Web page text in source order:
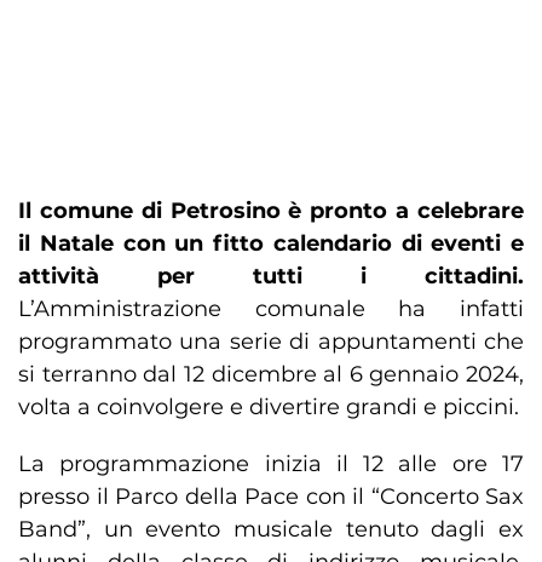
Il comune di Petrosino è pronto a celebrare
il Natale con un fitto calendario di eventi e
attività per tutti i cittadini.
L’Amministrazione comunale ha infatti
programmato una serie di appuntamenti che
si terranno dal 12 dicembre al 6 gennaio 2024,
volta a coinvolgere e divertire grandi e piccini.
La programmazione inizia il 12 alle ore 17
presso il Parco della Pace con il “Concerto Sax
Band”, un evento musicale tenuto dagli ex